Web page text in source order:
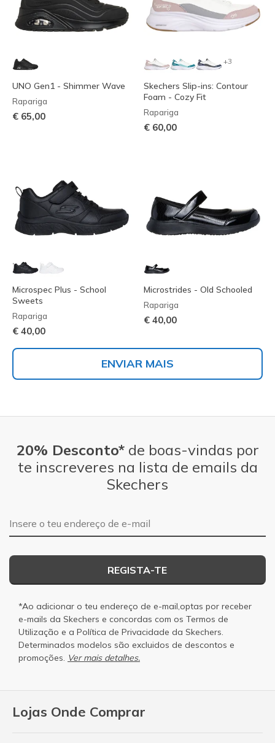
UNO Gen1 - Shimmer Wave
Rapariga
€ 65,00
+3
Skechers Slip-ins: Contour
Foam - Cozy Fit
Rapariga
€ 60,00
Microspec Plus - School
Sweets
Rapariga
€ 40,00
Microstrides - Old Schooled
Rapariga
€ 40,00
ENVIAR MAIS
Lojas Onde Comprar
20% Desconto*de boas-vindas por
te inscreveres na lista de emails da
Skechers
Endereço de e-mail
REGISTA-TE
*Ao adicionar o teu endereço de e-mail,optas por receber
e-mails da Skechers e concordas com os Termos de
Utilização e a Política de Privacidade da Skechers.
Determinados modelos são excluidos de descontos e
promoções. Ver mais detalhes.